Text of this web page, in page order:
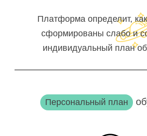
Платформа определит,
сформированы слабо и
индивидуальный план
Персональный план